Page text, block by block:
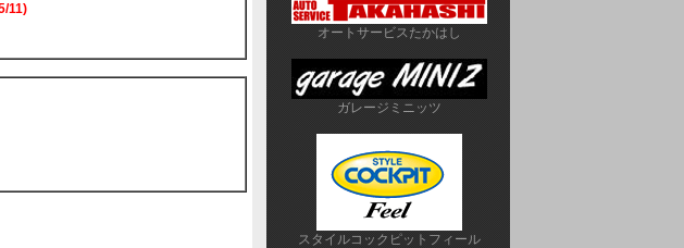
11)
オートサービスたかはし
ガレージミニッツ
スタイルコックピットフィール